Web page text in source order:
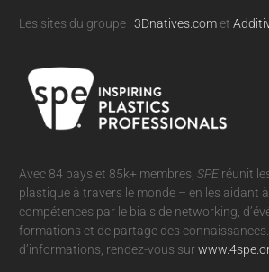
Les sites du groupe : 3Dnatives.comet
Avec 84 pays et 85k+ membres, SPEréunit
plastique à travers le monde – en les aidant
compétences par le biais de networking,
formations et de partage des
d’informations, rendez-vous sur